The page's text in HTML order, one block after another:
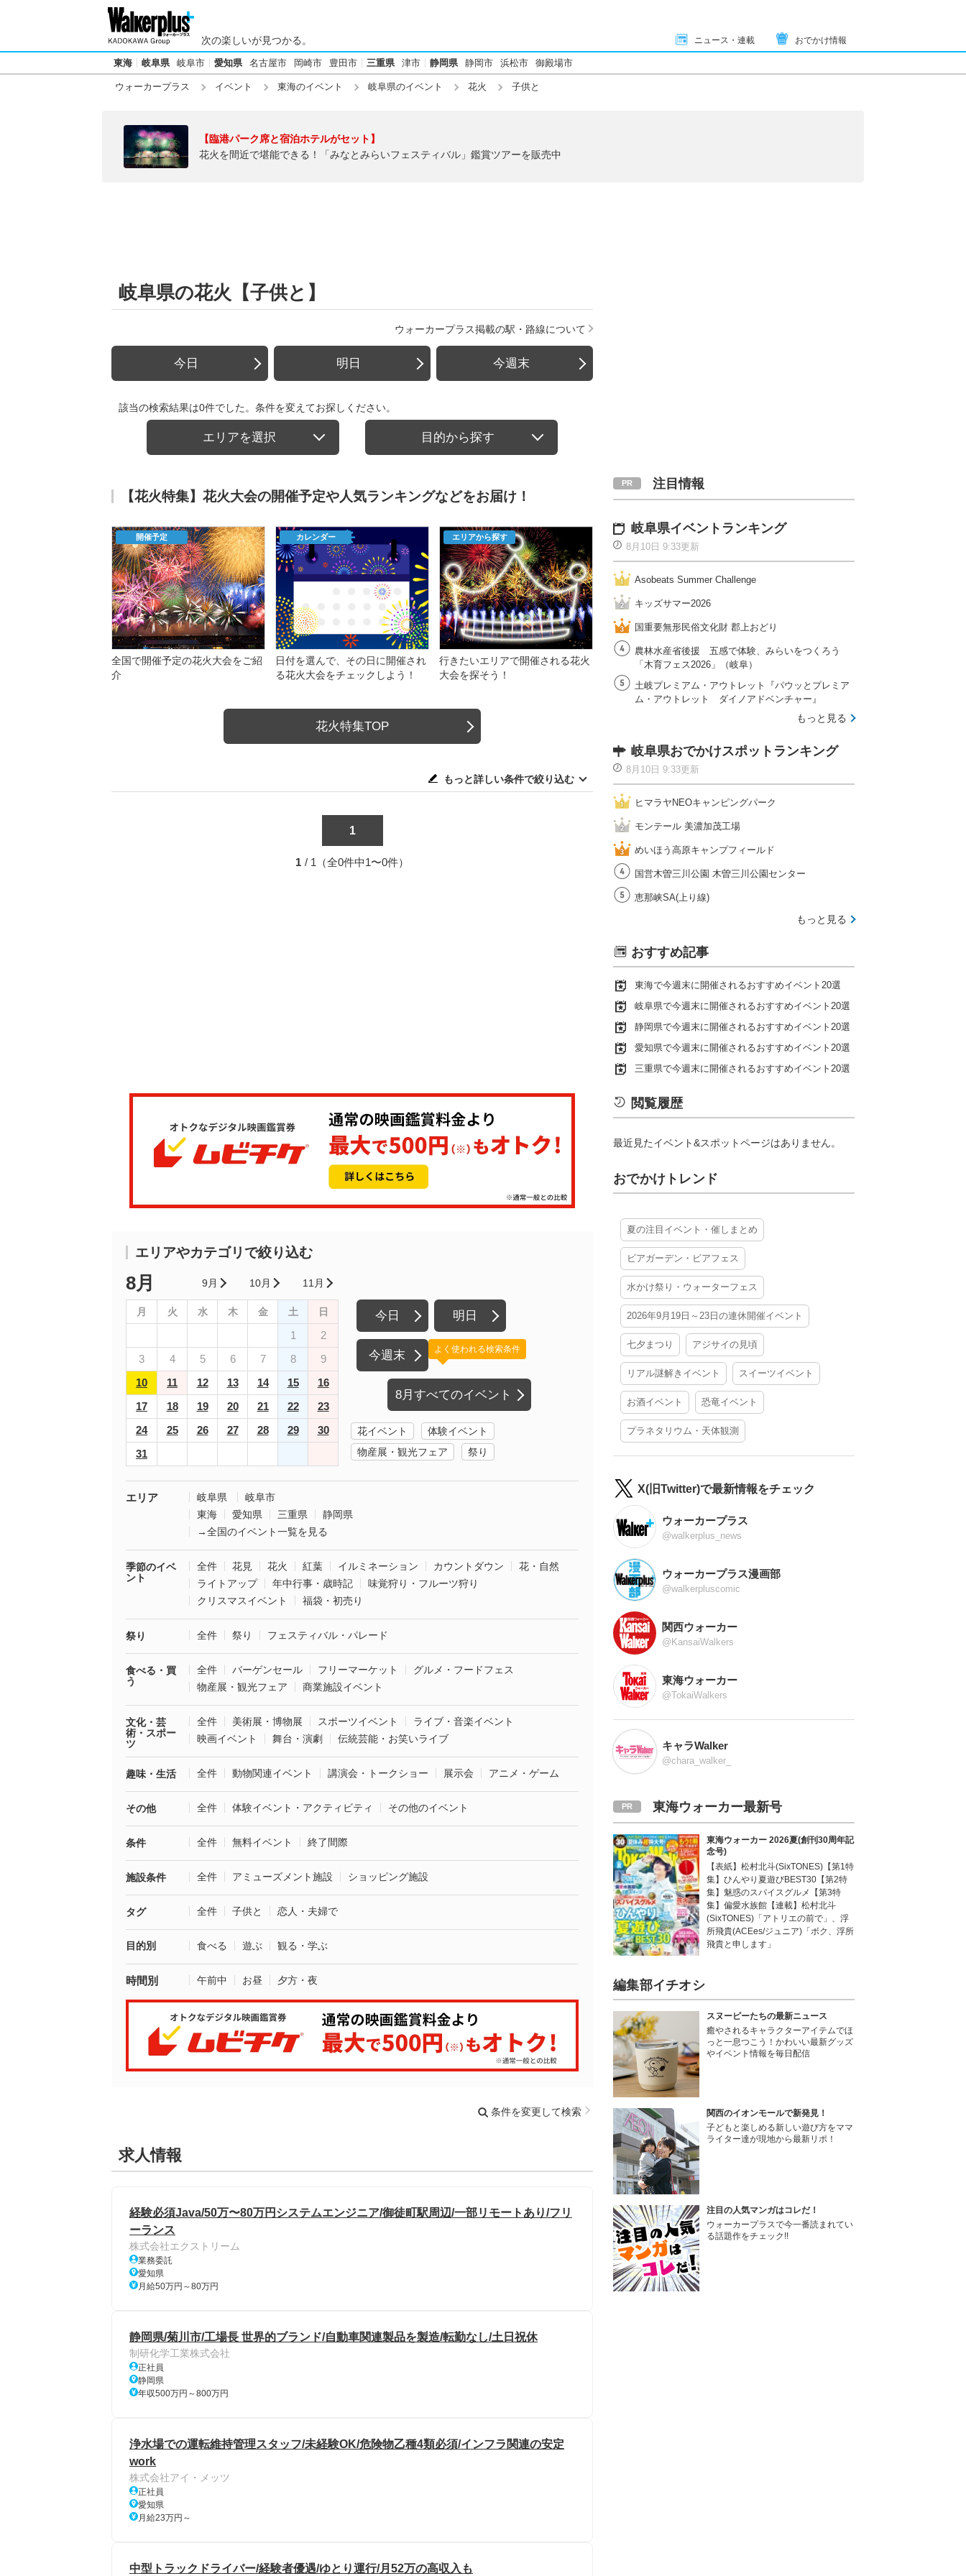
次の楽しいが見つかる。 ニュース・連載 おでかけ情報
東海 岐阜県 岐阜市 愛知県 名古屋市 岡崎市 豊田市 三重県 津市 静岡県 静岡市 浜松市 御殿場市
ウォーカープラス イベント 東海のイベント 岐阜県のイベント 花火 子供と
【臨港パーク席と宿泊ホテルがセット】
花火を間近で堪能できる！「みなとみらいフェスティバル」鑑賞ツアーを販売中
岐阜県の花火【子供と】
ウォーカープラス掲載の駅・路線について
今日 明日 今週末
該当の検索結果は0件でした。条件を変えてお探しください。
エリアを選択 目的から探す
【花火特集】花火大会の開催予定や人気ランキングなどをお届け！
開催予定
全国で開催予定の花火大会をご紹
介
カレンダー
日付を選んで、その日に開催され
る花火大会をチェックしよう！
エリアから探す
行きたいエリアで開催される花火
大会を探そう！
花火特集TOP
もっと詳しい条件で絞り込む
1
1 / 1（全0件中1〜0件）
エリアやカテゴリで絞り込む
8月 9月 10月 11月
月 火 水 木 金 土 日
1
2
3
4 5 6 7 8
9
10
11 12 13 14 15
16
17
18 19 20 21 22
23
24
25 26 27 28 29
30
31
今日 明日
今週末
8月すべてのイベント
よく使われる検索条件
花イベント
体験イベント
物産展・観光フェア
祭り
エリア 岐阜県
岐阜市
東海
愛知県 三重県
静岡県
→全国のイベント一覧を見る
季節のイベ
ント
全件 花見 花火 紅葉 イルミネーション カウントダウン
花・自然
ライトアップ
年中行事・歳時記
味覚狩り・フルーツ狩り
クリスマスイベント
福袋・初売り
祭り 全件 祭り フェスティバル・パレード
食べる・買
う
全件 バーゲンセール フリーマーケット
グルメ・フードフェス
物産展・観光フェア
商業施設イベント
文化・芸
術・スポー
ツ
全件 美術展・博物展 スポーツイベント
ライブ・音楽イベント
映画イベント
舞台・演劇 伝統芸能・お笑いライブ
趣味・生活 全件 動物関連イベント 講演会・トークショー 展示会 アニメ・ゲーム
その他 全件 体験イベント・アクティビティ その他のイベント
条件 全件 無料イベント 終了間際
施設条件 全件 アミューズメント施設 ショッピング施設
タグ 全件 子供と 恋人・夫婦で
目的別 食べる 遊ぶ 観る・学ぶ
時間別 午前中 お昼 夕方・夜
条件を変更して検索
求人情報
経験必須Java/50万〜80万円システムエンジニア/御徒町駅周辺/一部リモートあり/フリ
ーランス
株式会社エクストリーム
業務委託
愛知県
月給50万円～80万円
静岡県/菊川市/工場長 世界的ブランド/自動車関連製品を製造/転勤なし/土日祝休
制研化学工業株式会社
正社員
静岡県
年収500万円～800万円
浄水場での運転維持管理スタッフ/未経験OK/危険物乙種4類必須/インフラ関連の安定
work
株式会社アイ・メッツ
正社員
愛知県
月給23万円～
中型トラックドライバー/経験者優遇/ゆとり運行/月52万の高収入も
注目情報
岐阜県イベントランキング
8月10日 9:33更新
Asobeats Summer Challenge
キッズサマー2026
国重要無形民俗文化財 郡上おどり
農林水産省後援 五感で体験、みらいをつくろう
「木育フェス2026」（岐阜）
土岐プレミアム・アウトレット『パウッとプレミア
ム・アウトレット ダイノアドベンチャー』
もっと見る
岐阜県おでかけスポットランキング
8月10日 9:33更新
ヒマラヤNEOキャンピングパーク
モンテール 美濃加茂工場
めいほう高原キャンプフィールド
国営木曽三川公園 木曽三川公園センター
恵那峡SA(上り線)
もっと見る
おすすめ記事
東海で今週末に開催されるおすすめイベント20選
岐阜県で今週末に開催されるおすすめイベント20選
静岡県で今週末に開催されるおすすめイベント20選
愛知県で今週末に開催されるおすすめイベント20選
三重県で今週末に開催されるおすすめイベント20選
閲覧履歴
最近見たイベント&スポットページはありません。
おでかけトレンド
夏の注目イベント・催しまとめ
ビアガーデン・ビアフェス
水かけ祭り・ウォーターフェス
2026年9月19日～23日の連休開催イベント
七夕まつり アジサイの見頃
リアル謎解きイベント スイーツイベント
お酒イベント 恐竜イベント
プラネタリウム・天体観測
X(旧Twitter)で最新情報をチェック
ウォーカープラス
@walkerplus_news
ウォーカープラス漫画部
@walkerpluscomic
関西ウォーカー
@KansaiWalkers
東海ウォーカー
@TokaiWalkers
キャラWalker
@chara_walker_
東海ウォーカー最新号
東海ウォーカー 2026夏(創刊30周年記
念号)
【表紙】松村北斗(SixTONES)【第1特
集】ひんやり夏遊びBEST30【第2特
集】魅惑のスパイスグルメ【第3特
集】偏愛水族館【連載】松村北斗
(SixTONES)「アトリエの前で」、浮
所飛貴(ACEes/ジュニア)「ボク、浮所
飛貴と申します」
編集部イチオシ
スヌーピーたちの最新ニュース
癒やされるキャラクターアイテムでほ
っと一息つこう！かわいい最新グッズ
やイベント情報を毎日配信
関西のイオンモールで新発見！
子どもと楽しめる新しい遊び方をママ
ライター達が現地から最新リポ！
注目の人気マンガはコレだ！
ウォーカープラスで今一番読まれてい
る話題作をチェック!!